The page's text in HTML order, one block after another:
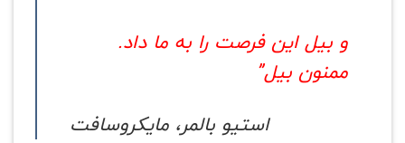
و بیل این فرصت را به ما داد.
ممنون بیل”
استیو بالمر، مایکروسافت